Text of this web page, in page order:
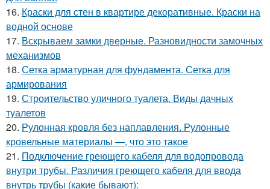
16. Краски для стен в квартире декоративные. Краски на
водной основе
17. Вскрываем замки дверные. Разновидности замочных
механизмов
18. Сетка арматурная для фундамента. Сетка для
армирования
19. Строительство уличного туалета. Виды дачных
туалетов
20. Рулонная кровля без наплавления. Рулонные
кровельные материалы —, что это такое
21. Подключение греющего кабеля для водопровода
внутри трубы. Различия греющего кабеля для ввода
внутрь трубы (какие бывают):